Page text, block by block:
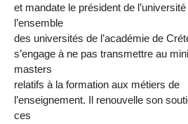
et mandate le président de
l’ensemble
des universités de l’académie de
s’engage à ne pas transmettre au
masters
relatifs à la formation aux métiers de
l’enseignement. Il renouvelle son
ces